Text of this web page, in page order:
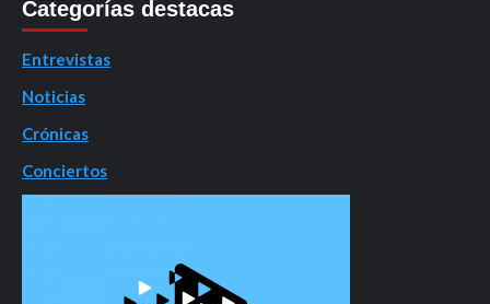
Categorías destacas
Entrevistas
Noticias
Crónicas
Conciertos